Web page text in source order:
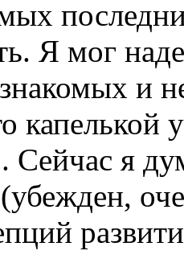
Я мог
и
капелькой
Сейчас я